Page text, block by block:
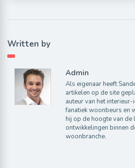
Written by
Admin
Als eigenaar heeft
artikelen op de site
auteur van het
fanatiek woonbeurs en
hij op de hoogte van de
ontwikkelingen binnen
woonbranche.